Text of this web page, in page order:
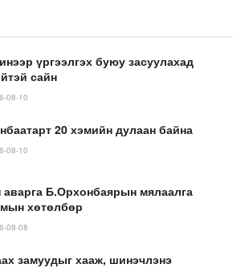
үргээлгэх буюу засуулахад
сайн
08-10
20 хэмийн дулаан байна
08-10
аварга Б.Орхонбаярын мялаалга
хөтөлбөр
08-08
замуудыг хааж, шинэчлэнэ